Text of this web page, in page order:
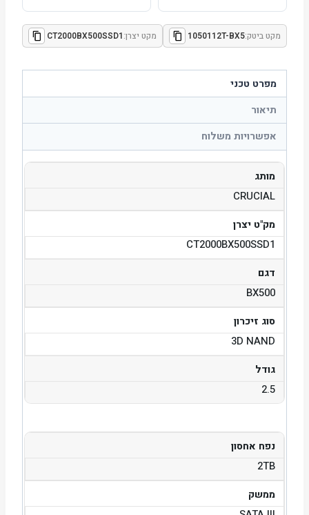
מקט ביטק:1050112T-BX5 מקט יצרן:CT2000BX500SSD1
מפרט טכני
תיאור
אפשרויות משלוח
מותג
CRUCIAL
מק"ט יצרן
CT2000BX500SSD1
דגם
BX500
סוג זיכרון
3D NAND
גודל
2.5
נפח אחסון
2TB
ממשק